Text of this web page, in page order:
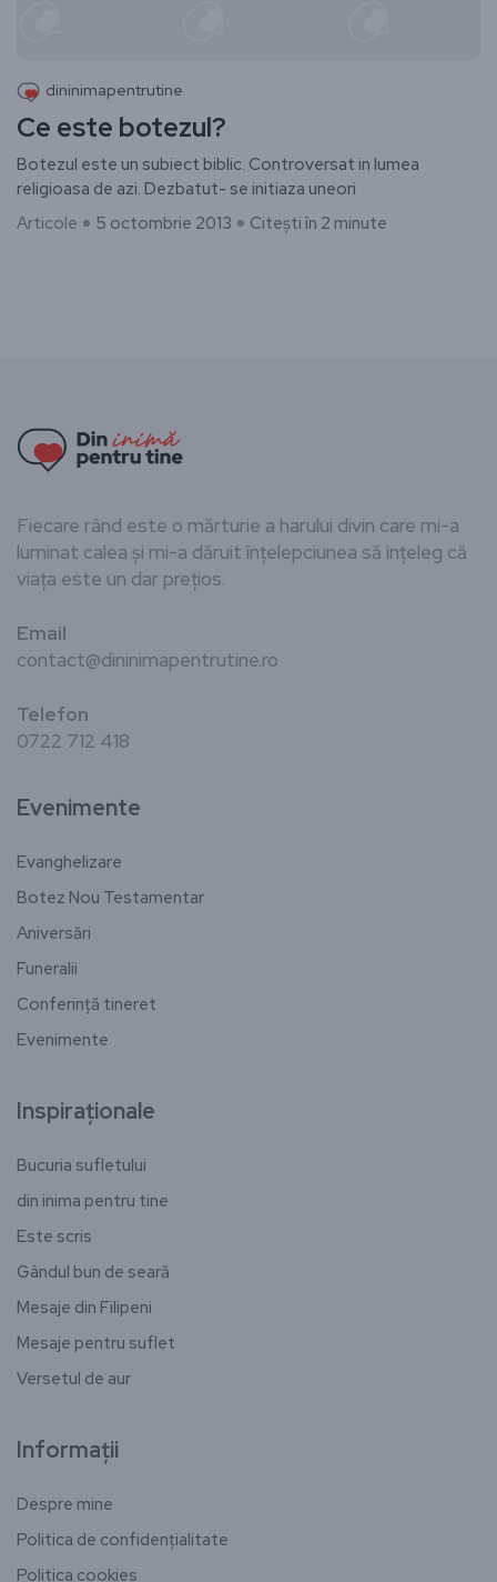
dininimapentrutine
Ce este botezul?
Botezul este un subiect biblic. Controversat in lumea
religioasa de azi. Dezbatut- se initiaza uneori
Articole
5 octombrie 2013 Citești în 2 minute
Fiecare rând este o mărturie a harului divin care mi-a
luminat calea și mi-a dăruit înțelepciunea să înțeleg că
viața este un dar prețios.
Email
contact@dininimapentrutine.ro
Telefon
0722 712 418
Evenimente
Evanghelizare
Botez Nou Testamentar
Aniversări
Funeralii
Conferință tineret
Evenimente
Inspiraționale
Bucuria sufletului
din inima pentru tine
Este scris
Gândul bun de seară
Mesaje din Filipeni
Mesaje pentru suflet
Versetul de aur
Informații
Despre mine
Politica de confidențialitate
Politica cookies